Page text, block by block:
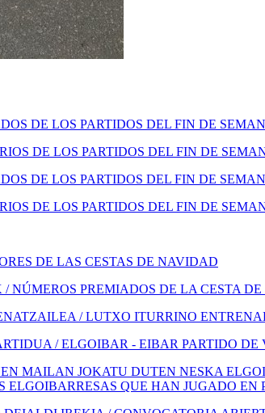
DE LOS PARTIDOS DEL FIN DE
DE LOS PARTIDOS DEL FIN DE
DE LOS PARTIDOS DEL FIN DE
DE LOS PARTIDOS DEL FIN DE
DE LAS CESTAS DE NAVIDAD
PREMIADOS DE LA CESTA
/ LUTXO ITURRINO
/ ELGOIBAR - EIBAR PARTIDO DE
MAILAN JOKATU DUTEN NESKA
ELGOIBARRESAS QUE HAN JUGADO